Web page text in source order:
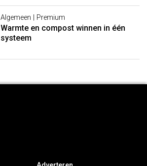
Algemeen | Premium
Warmte en compost winnen in één
systeem